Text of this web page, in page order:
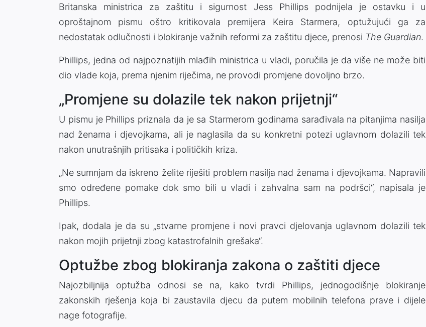
Britanska ministrica za zaštitu i sigurnost Jess Phillips podnijela je ostavku i u
oproštajnom pismu oštro kritikovala premijera Keira Starmera, optužujući ga za
nedostatak odlučnosti i blokiranje važnih reformi za zaštitu djece, prenosi The Guardian.
Phillips, jedna od najpoznatijih mlađih ministrica u vladi, poručila je da više ne može biti
dio vlade koja, prema njenim riječima, ne provodi promjene dovoljno brzo.
„Promjene su dolazile tek nakon prijetnji“
U pismu je Phillips priznala da je sa Starmerom godinama sarađivala na pitanjima nasilja
nad ženama i djevojkama, ali je naglasila da su konkretni potezi uglavnom dolazili tek
nakon unutrašnjih pritisaka i političkih kriza.
„Ne sumnjam da iskreno želite riješiti problem nasilja nad ženama i djevojkama. Napravili
smo određene pomake dok smo bili u vladi i zahvalna sam na podršci“, napisala je
Phillips.
Ipak, dodala je da su „stvarne promjene i novi pravci djelovanja uglavnom dolazili tek
nakon mojih prijetnji zbog katastrofalnih grešaka“.
Optužbe zbog blokiranja zakona o zaštiti djece
Najozbiljnija optužba odnosi se na, kako tvrdi Phillips, jednogodišnje blokiranje
zakonskih rješenja koja bi zaustavila djecu da putem mobilnih telefona prave i dijele
nage fotografije.